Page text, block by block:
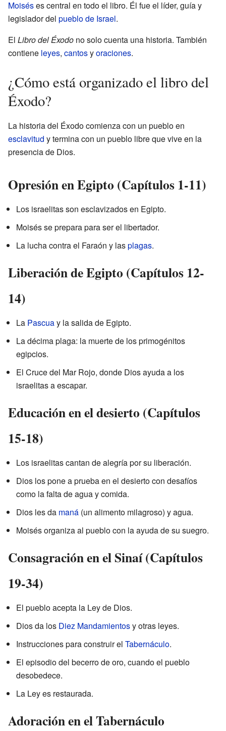
Moiséses central en todo el libro. Él fue el líder, guía y
legislador del pueblo de Israel.
El Libro del Éxodo no solo cuenta una historia. También
contiene leyes, cantosyoraciones.
¿Cómo está organizado el libro del
Éxodo?
La historia del Éxodo comienza con un pueblo en
esclavitud y termina con un pueblo libre que vive en la
presencia de Dios.
Opresión en Egipto (Capítulos 1-11)
Los israelitas son esclavizados en Egipto.
Moisés se prepara para ser el libertador.
La lucha contra el Faraón y lasplagas.
Liberación de Egipto (Capítulos 12-
14)
La Pascuay la salida de Egipto.
La décima plaga: la muerte de los primogénitos
egipcios.
El Cruce del Mar Rojo, donde Dios ayuda a los
israelitas a escapar.
Educación en el desierto (Capítulos
15-18)
Los israelitas cantan de alegría por su liberación.
Dios los pone a prueba en el desierto con desafíos
como la falta de agua y comida.
Dios les da maná (un alimento milagroso) y agua.
Moisés organiza al pueblo con la ayuda de su suegro.
Consagración en el Sinaí (Capítulos
19-34)
El pueblo acepta la Ley de Dios.
Dios da los Diez Mandamientosy otras leyes.
Instrucciones para construir el Tabernáculo.
El episodio del becerro de oro, cuando el pueblo
desobedece.
La Ley es restaurada.
Adoración en el Tabernáculo